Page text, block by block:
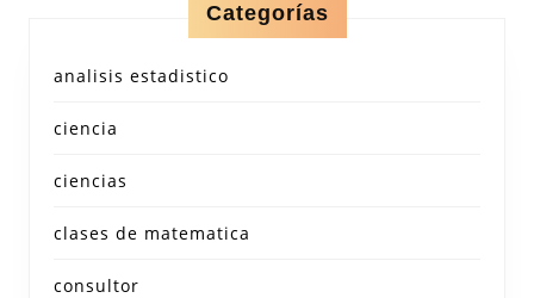
Categorías
analisis estadistico
ciencia
ciencias
clases de matematica
consultor